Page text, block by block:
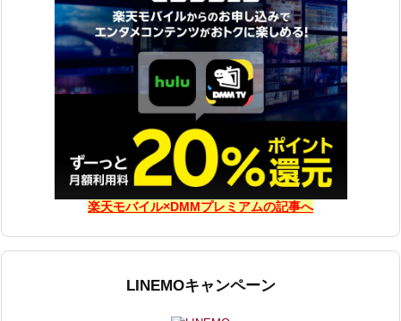
楽天モバイル×DMMプレミアムの記事へ
LINEMOキャンペーン